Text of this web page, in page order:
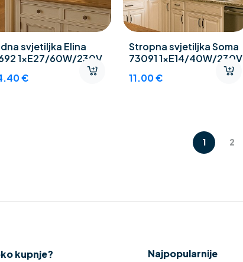
svjetiljka Elina
1xE27/60W/230V
€
Stropna svjetiljka Soma
73091 1xE14/40W/230V
11.00€
1 2
kupnje? Najpopularnije